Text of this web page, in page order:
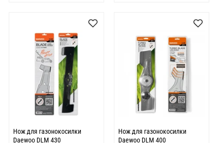
Нож для газонокосилки
Daewoo DLM 430
Нож для газонокосилки
Daewoo DLM 400